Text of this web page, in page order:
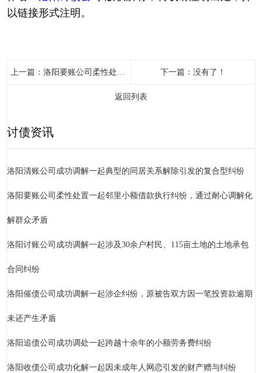
以链接形式注明。
上一篇： 洛阳要账公司柔性处置一起邻里小额借款执行纠纷，通过耐心调解化解群众矛盾 下一篇：没有了！
返回列表
讨债资讯
洛阳清账公司成功调解一起典型的同居关系解除引发的复合型纠纷
洛阳要账公司柔性处置一起邻里小额借款执行纠纷，通过耐心调解化
解群众矛盾
洛阳讨账公司成功调解一起涉及30余户村民、115亩土地的土地承包
合同纠纷
洛阳催债公司成功调解一起涉企纠纷，原被告双方因一笔投资款逾期
未还产生矛盾
洛阳追债公司成功调处一起跨越十余年的小额劳务费纠纷
洛阳收债公司成功化解一起因未成年人网恋引发的财产赠与纠纷